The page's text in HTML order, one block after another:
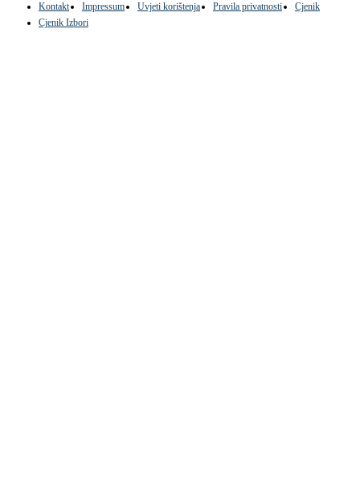
Kontakt Impressum Uvjeti korištenja Pravila privatnosti
Cjenik
Cjenik Izbori